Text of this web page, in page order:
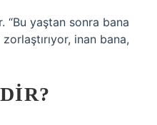
“Bu yaştan sonra bana
inan bana,